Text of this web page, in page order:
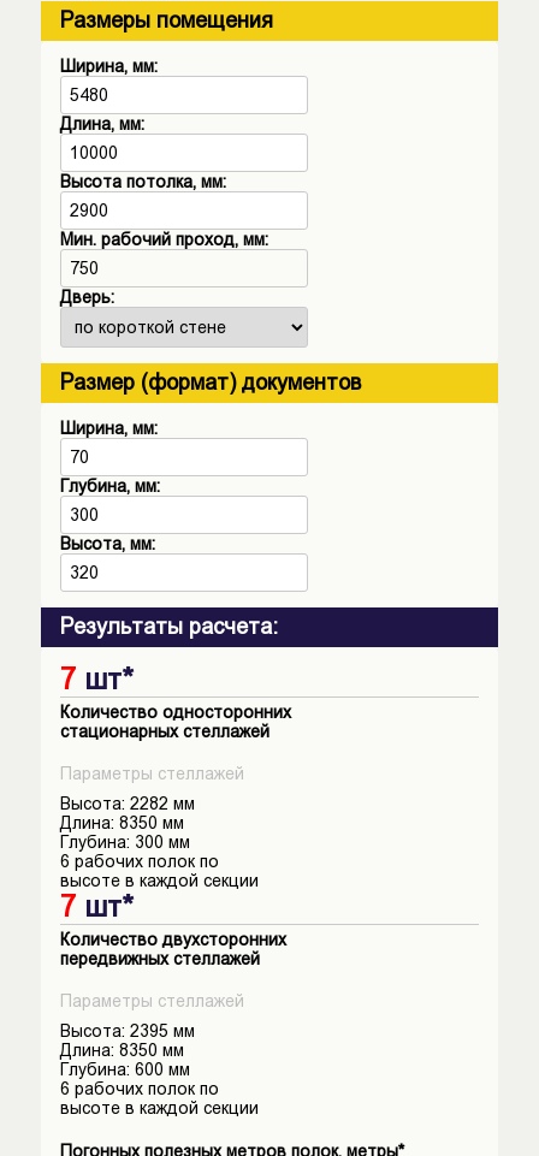
Размеры помещения
Ширина, мм:
Длина, мм:
Высота потолка, мм:
Мин. рабочий проход, мм:
750
Дверь:
Размер (формат) документов
Ширина, мм:
Глубина, мм:
Высота, мм:
Результаты расчета:
7 шт*
Количество односторонних
cтационарных стеллажей
Параметры стеллажей
Высота: 2282 мм
Длина: 8350 мм
Глубина: 300 мм
6 рабочих полок по
высоте в каждой секции
7 шт*
Количество двухсторонних
передвижных стеллажей
Параметры стеллажей
Высота: 2395 мм
Длина: 8350 мм
Глубина: 600 мм
6 рабочих полок по
высоте в каждой секции
Погонных полезных метров полок, метры*